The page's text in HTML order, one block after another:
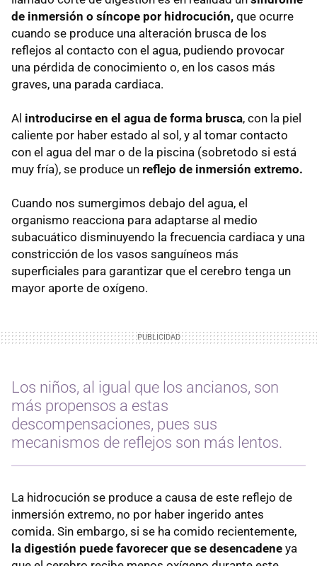
de inmersión o síncope por hidrocución, que ocurre
cuando se produce una alteración brusca de los
reflejos al contacto con el agua, pudiendo provocar
una pérdida de conocimiento o, en los casos más
graves, una parada cardiaca.
Al introducirse en el agua de forma brusca, con la piel
caliente por haber estado al sol, y al tomar contacto
con el agua del mar o de la piscina (sobretodo si está
muy fría), se produce un reflejo de inmersión extremo.
Cuando nos sumergimos debajo del agua, el
organismo reacciona para adaptarse al medio
subacuático disminuyendo la frecuencia cardiaca y una
constricción de los vasos sanguíneos más
superficiales para garantizar que el cerebro tenga un
mayor aporte de oxígeno.
Los niños, al igual que los ancianos, son
más propensos a estas
descompensaciones, pues sus
mecanismos de reflejos son más lentos.
La hidrocución se produce a causa de este reflejo de
inmersión extremo, no por haber ingerido antes
comida. Sin embargo, si se ha comido recientemente,
la digestión puede favorecer que se desencadene ya